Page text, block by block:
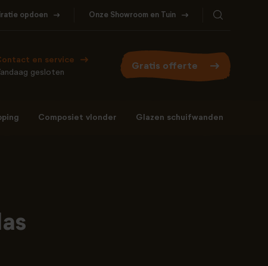
opdoen Onze Showroom en Tuin
en service
gesloten
Gratis offerte
Composiet vlonder Glazen schuifwanden